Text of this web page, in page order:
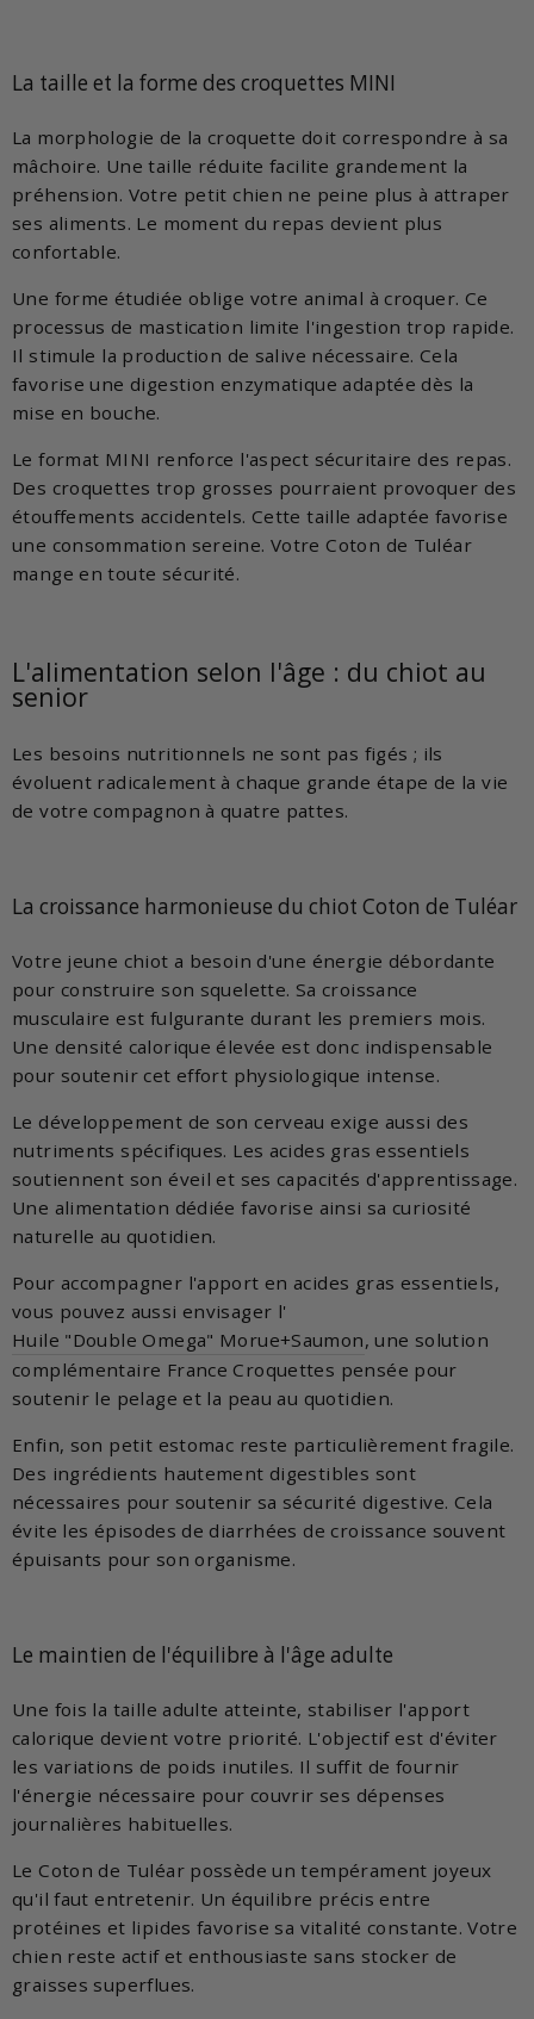
La taille et la forme des croquettes MINI
La morphologie de la croquette doit correspondre à sa
mâchoire. Une taille réduite facilite grandement la
préhension. Votre petit chien ne peine plus à attraper
ses aliments. Le moment du repas devient plus
confortable.
Une forme étudiée oblige votre animal à croquer. Ce
processus de mastication limite l'ingestion trop rapide.
Il stimule la production de salive nécessaire. Cela
favorise une digestion enzymatique adaptée dès la
mise en bouche.
Le format MINI renforce l'aspect sécuritaire des repas.
Des croquettes trop grosses pourraient provoquer des
étouffements accidentels. Cette taille adaptée favorise
une consommation sereine. Votre Coton de Tuléar
mange en toute sécurité.
L'alimentation selon l'âge : du chiot au
senior
Les besoins nutritionnels ne sont pas figés ; ils
évoluent radicalement à chaque grande étape de la vie
de votre compagnon à quatre pattes.
La croissance harmonieuse du chiot Coton de Tuléar
Votre jeune chiot a besoin d'une énergie débordante
pour construire son squelette. Sa croissance
musculaire est fulgurante durant les premiers mois.
Une densité calorique élevée est donc indispensable
pour soutenir cet effort physiologique intense.
Le développement de son cerveau exige aussi des
nutriments spécifiques. Les acides gras essentiels
soutiennent son éveil et ses capacités d'apprentissage.
Une alimentation dédiée favorise ainsi sa curiosité
naturelle au quotidien.
Pour accompagner l'apport en acides gras essentiels,
vous pouvez aussi envisager l'
Huile "Double Omega" Morue+Saumon, une solution
complémentaire France Croquettes pensée pour
soutenir le pelage et la peau au quotidien.
Enfin, son petit estomac reste particulièrement fragile.
Des ingrédients hautement digestibles sont
nécessaires pour soutenir sa sécurité digestive. Cela
évite les épisodes de diarrhées de croissance souvent
épuisants pour son organisme.
Le maintien de l'équilibre à l'âge adulte
Une fois la taille adulte atteinte, stabiliser l'apport
calorique devient votre priorité. L'objectif est d'éviter
les variations de poids inutiles. Il suffit de fournir
l'énergie nécessaire pour couvrir ses dépenses
journalières habituelles.
Le Coton de Tuléar possède un tempérament joyeux
qu'il faut entretenir. Un équilibre précis entre
protéines et lipides favorise sa vitalité constante. Votre
chien reste actif et enthousiaste sans stocker de
graisses superflues.